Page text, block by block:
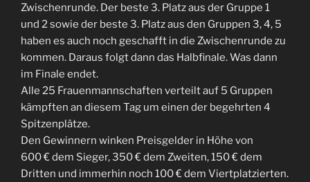
Zwischenrunde. Der beste 3. Platz aus der Gruppe 1
und 2 sowie der beste 3. Platz aus den Gruppen 3, 4, 5
haben es auch noch geschafft in die Zwischenrunde zu
kommen. Daraus folgt dann das Halbfinale. Was dann
im Finale endet.
Alle 25 Frauenmannschaften verteilt auf 5 Gruppen
kämpften an diesem Tag um einen der begehrten 4
Spitzenplätze.
Den Gewinnern winken Preisgelder in Höhe von
600 € dem Sieger, 350 € dem Zweiten, 150 € dem
Dritten und immerhin noch 100 € dem Viertplatzierten.